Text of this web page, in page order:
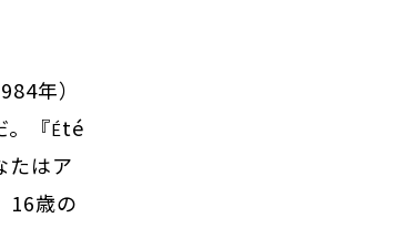
年）
。『Été
たはア
16歳の